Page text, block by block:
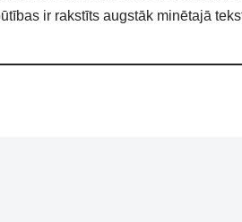
ir rakstīts augstāk minētajā